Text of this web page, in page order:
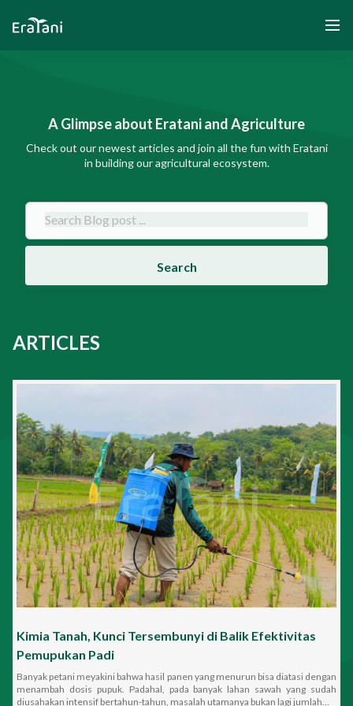
Home
About Us
Community and Program
ID EN
A Glimpse about Eratani and Agriculture
Check out our newest articles and join all the fun with Eratani
in building our agricultural ecosystem.
Search
ARTICLES
Kimia Tanah, Kunci Tersembunyi di Balik Efektivitas
Pemupukan Padi
Banyak petani meyakini bahwa hasil panen yang menurun bisa diatasi dengan
menambah dosis pupuk. Padahal, pada banyak lahan sawah yang sudah
diusahakan intensif bertahun-tahun, masalah utamanya bukan lagi jumlah...